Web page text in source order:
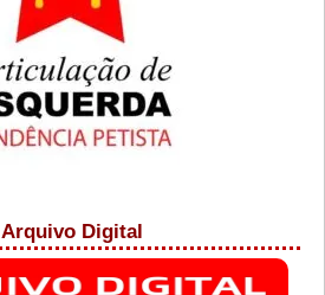
Arquivo Digital